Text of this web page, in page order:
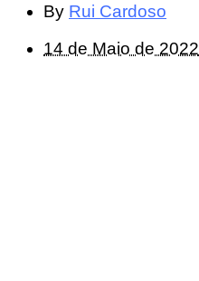
By Rui Cardoso
14 de Maio de 2022